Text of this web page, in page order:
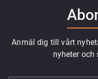
Anmäl dig till vårt
nyheter och